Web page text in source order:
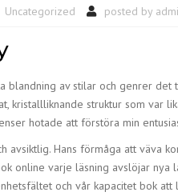
Uncategorized posted by
av stilar och genrer
struktur som var
hotade att förstöra min
avsiktlig. Hans förmåga att väva
online varje läsning avslöjar
och vår kapacitet bok att